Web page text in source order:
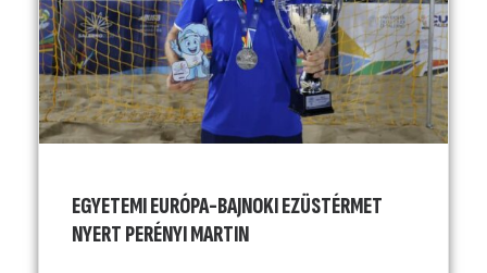
EGYETEMI EURÓPA-BAJNOKI EZÜSTÉRMET
NYERT PERÉNYI MARTIN